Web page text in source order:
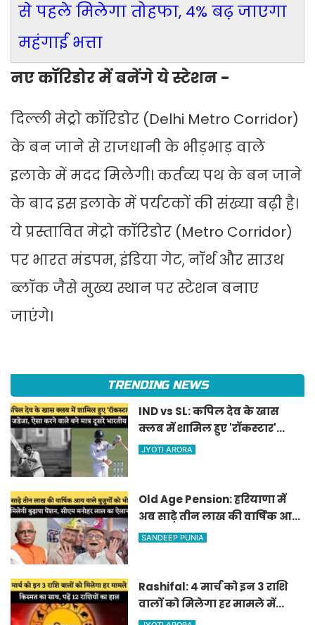
से पहले मिलेगा तोहफा, 4% बढ़ जाएगा
महंगाई भत्ता
नए कॉरिडोर में बनेंगे ये स्टेशन -
दिल्ली मेट्रो कॉरिडोर (Delhi Metro Corridor)
के बन जाने से राजधानी के भीड़भाड़ वाले
इलाके में मदद मिलेगी। कर्तव्य पथ के बन जाने
के बाद इस इलाके में पर्यटकों की संख्या बढ़ी है।
ये प्रस्तावित मेट्रो कॉरिडोर (Metro Corridor)
पर भारत मंडपम, इंडिया गेट, नॉर्थ और साउथ
ब्लॉक जैसे मुख्य स्थान पर स्टेशन बनाए
जाएंगे।
TRENDING NEWS
IND vs SL: कपिल देव के खास
क्लब में शामिल हुए 'रॉकस्टार'
जडेजा, ऐसा करने वाले बने मात्र
JYOTI ARORA
Old Age Pension: हरियाणा में
अब साढ़े तीन लाख की वार्षिक आय
वाले बुजुर्गों को भी मिलेगी बुढ़ापा
SANDEEP PUNIA
Rashifal: 4 मार्च को इन 3 राशि
वालों को मिलेगा हर मामले में
किस्मत का साथ, पढ़ें 12 राशियों का